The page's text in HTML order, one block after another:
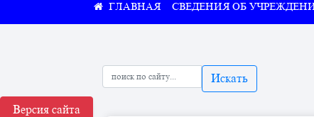
Версия сайта
СВЕДЕНИЯ ОБ
Искать